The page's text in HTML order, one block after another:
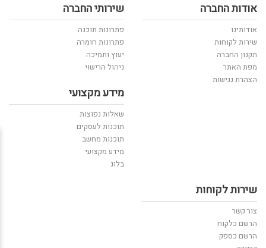
אודות החברה
אודותינו
שירות לקוחות
תקנון החברה
מפת האתר
הצהרת נגישות
שירותי החברה
פתרונות תוכנה
פתרונות חומרה
יעוץ ותמיכה
ניהול הרישוי
מידע מקצועי
שאלות נפוצות
תוכנות לעסקים
תוכנות מחשב
מידע מקצועי
בלוג
שירות לקוחות
צור קשר
הרשם כלקוח
הרשם כספק